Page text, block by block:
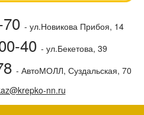
- ул.Новикова Прибоя, 14
40 - ул.Бекетова, 39
- АвтоМОЛЛ, Суздальская, 70
nn.ru